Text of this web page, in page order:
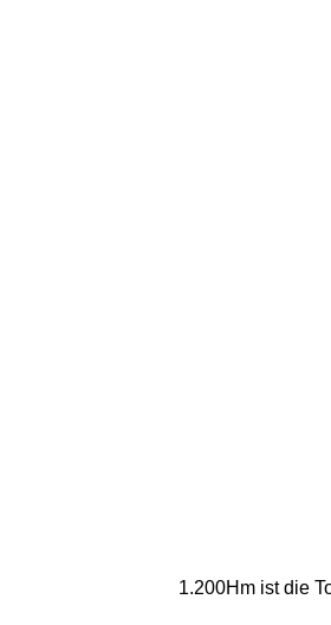
1.200Hm ist die